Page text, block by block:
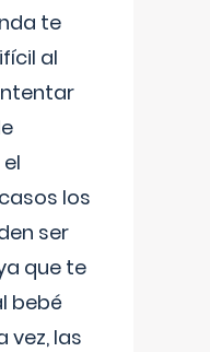
te
al
los
ser
que te
bebé
vez, las